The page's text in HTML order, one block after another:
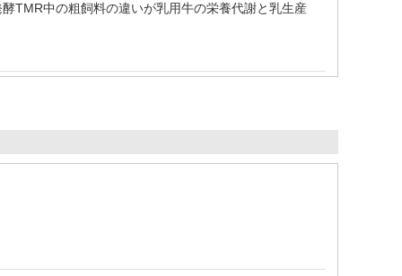
TMR中の粗飼料の違いが乳用牛の栄養代謝と乳生産